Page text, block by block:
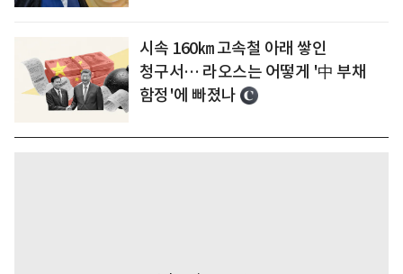
시속 160㎞ 고속철 아래 쌓인
청구서… 라오스는 어떻게 '中 부채
함정'에 빠졌나